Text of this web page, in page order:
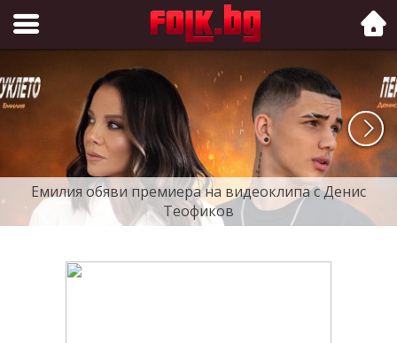
Folk.bg
Емилия обяви премиера на видеоклипа с Денис
Теофиков